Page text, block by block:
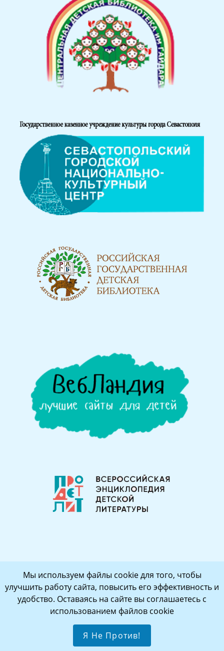
Copyright - OceanWP Theme by Nick
Мы используем файлы cookie для того, чтобы
улучшить работу сайта, повысить его эффективность и
удобство. Оставаясь на сайте вы соглашаетесь с
использованием файлов cookie
Я Не Против!